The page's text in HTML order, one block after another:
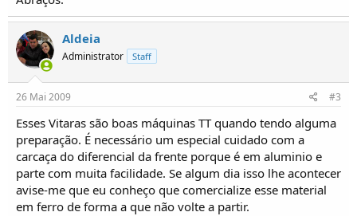
Aldeia
Administrator Staff
26 Mai 2009 #3
Esses Vitaras são boas máquinas TT quando tendo alguma
preparação. É necessário um especial cuidado com a
carcaça do diferencial da frente porque é em aluminio e
parte com muita facilidade. Se algum dia isso lhe acontecer
avise-me que eu conheço que comercialize esse material
em ferro de forma a que não volte a partir.